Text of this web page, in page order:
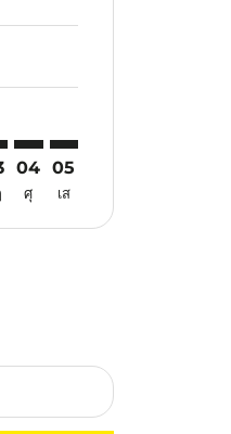
04
ศุ
05
เส